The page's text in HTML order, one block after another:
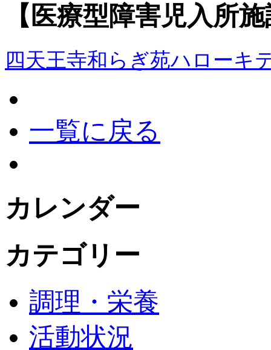
【医療型障害児入所
四天王寺和らぎ苑ハローキ
一覧に戻る
カレンダー
カテゴリー
調理・栄養
活動状況